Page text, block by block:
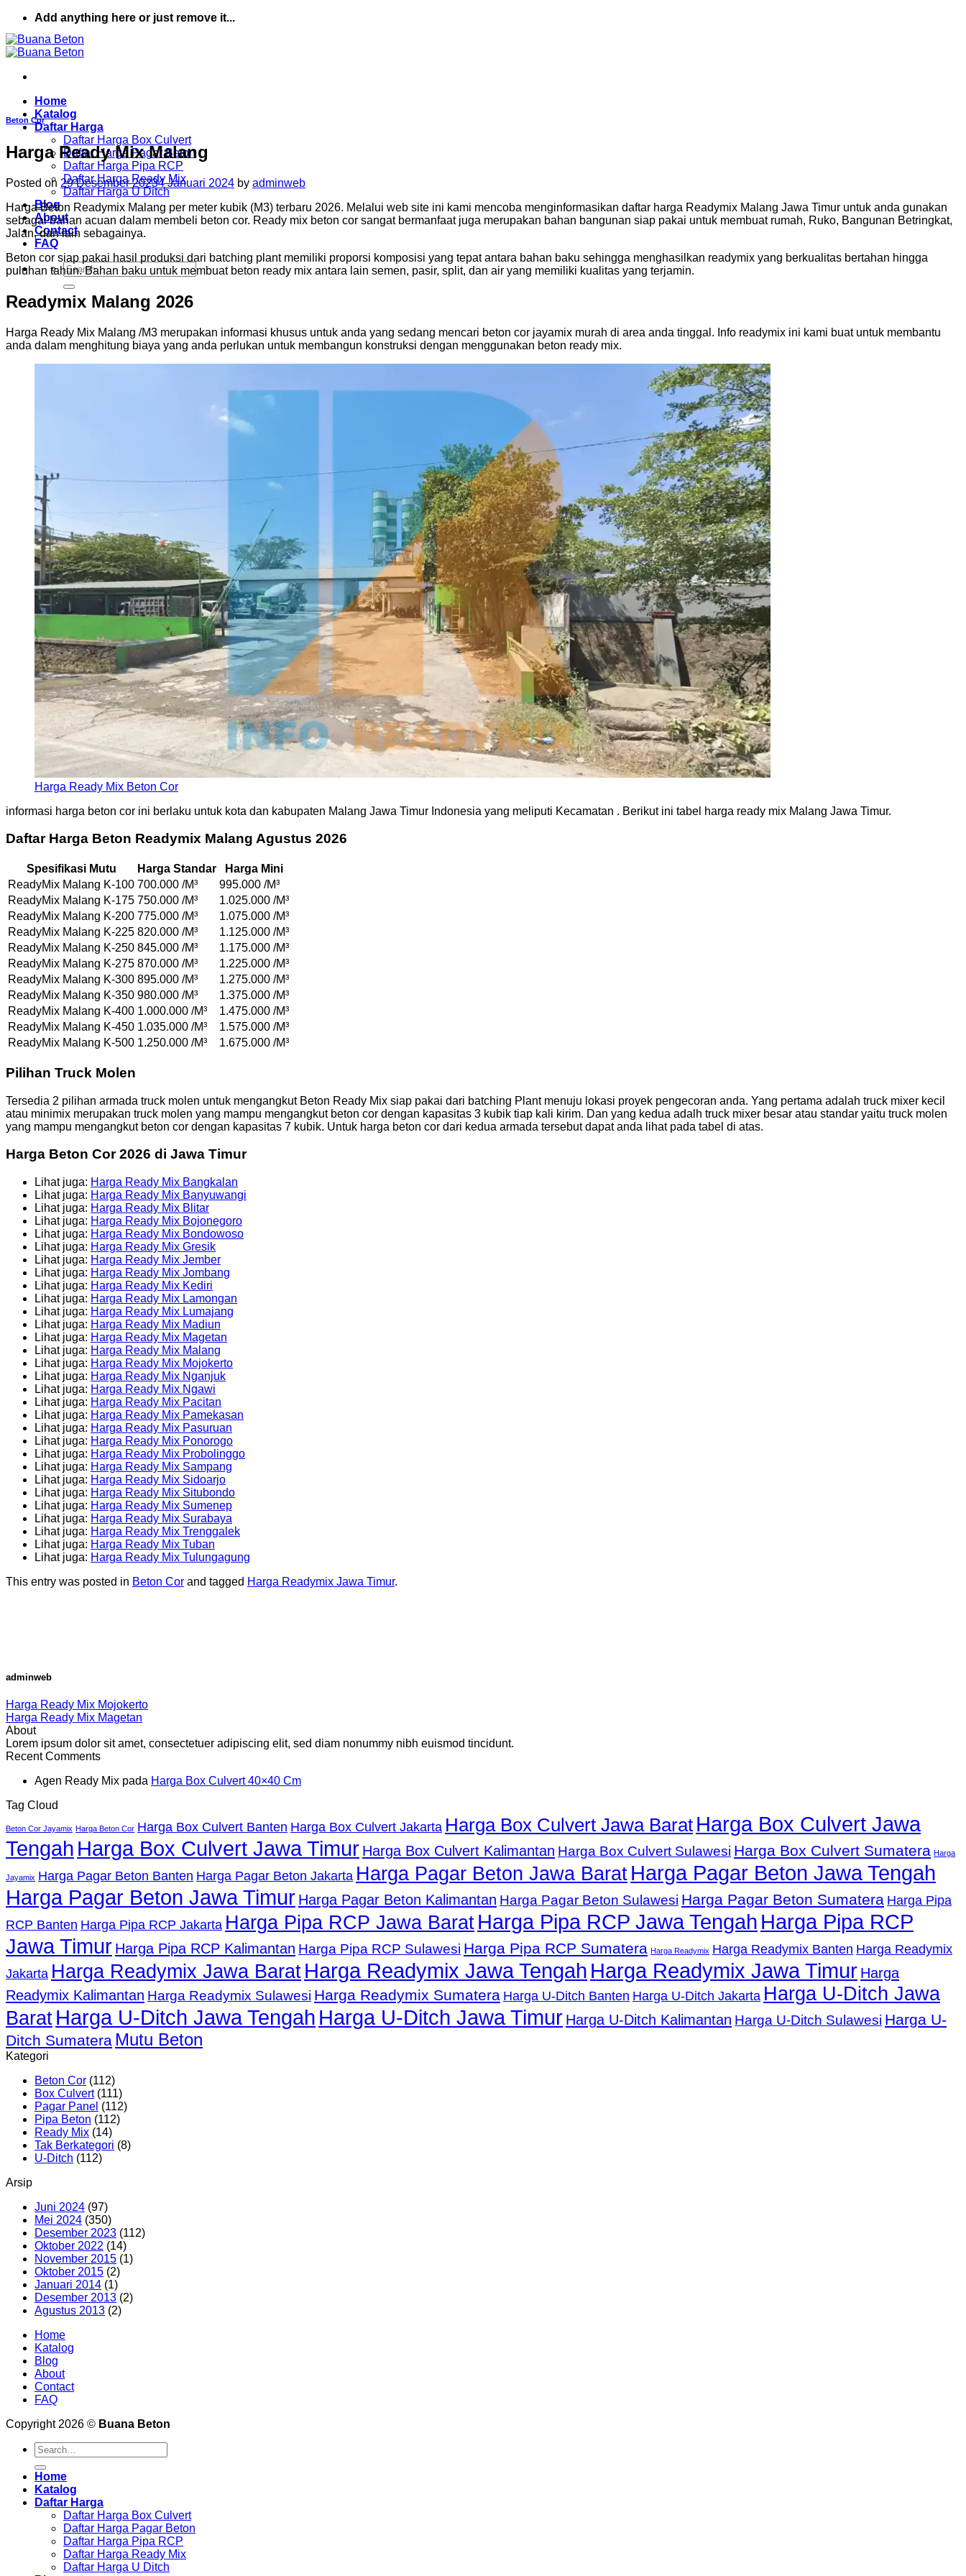
Skip
content
Add anything here or just remove it...
Home
Katalog
Daftar Harga
Daftar Harga Box Culvert
Daftar Harga Pagar Beton
Daftar Harga Pipa RCP
Daftar Harga Ready Mix
Daftar Harga U Ditch
Blog
About
Contact
FAQ
Search
for:
Beton Cor
Harga Ready Mix Malang
Posted on 29 Desember 20234 Januari 2024 by adminweb
Harga Beton Readymix Malang per meter kubik (M3) terbaru 2026. Melalui web site ini kami mencoba menginformasikan daftar harga Readymix Malang Jawa Timur untuk anda gunakan
sebagai bahan acuan dalam membeli beton cor. Ready mix beton cor sangat bermanfaat juga merupakan bahan bangunan siap pakai untuk membuat rumah, Ruko, Bangunan Betringkat,
Jalan, dan lain sebagainya.
Beton cor siap pakai hasil produksi dari batching plant memiliki proporsi komposisi yang tepat antara bahan baku sehingga menghasilkan readymix yang berkualitas bertahan hingga
puluhan tahun. Bahan baku untuk membuat beton ready mix antara lain semen, pasir, split, dan air yang memiliki kualitas yang terjamin.
Readymix Malang 2026
Harga Ready Mix Malang /M3 merupakan informasi khusus untuk anda yang sedang mencari beton cor jayamix murah di area anda tinggal. Info readymix ini kami buat untuk membantu
anda dalam menghitung biaya yang anda perlukan untuk membangun konstruksi dengan menggunakan beton ready mix.
Harga Ready Mix Beton Cor
informasi harga beton cor ini berlaku untuk kota dan kabupaten Malang Jawa Timur Indonesia yang meliputi Kecamatan . Berikut ini tabel harga ready mix Malang Jawa Timur.
Daftar Harga Beton Readymix Malang Agustus 2026
Spesifikasi Mutu Harga Standar
Harga Mini
ReadyMix Malang K-100 700.000 /M³
995.000 /M³
ReadyMix Malang K-175 750.000 /M³
1.025.000 /M³
ReadyMix Malang K-200 775.000 /M³
1.075.000 /M³
ReadyMix Malang K-225 820.000 /M³
1.125.000 /M³
ReadyMix Malang K-250 845.000 /M³
1.175.000 /M³
ReadyMix Malang K-275 870.000 /M³
1.225.000 /M³
ReadyMix Malang K-300 895.000 /M³
1.275.000 /M³
ReadyMix Malang K-350 980.000 /M³
1.375.000 /M³
ReadyMix Malang K-400 1.000.000 /M³
1.475.000 /M³
ReadyMix Malang K-450 1.035.000 /M³
1.575.000 /M³
ReadyMix Malang K-500 1.250.000 /M³ 1.675.000 /M³
Pilihan Truck Molen
Tersedia 2 pilihan armada truck molen untuk mengangkut Beton Ready Mix siap pakai dari batching Plant menuju lokasi proyek pengecoran anda. Yang pertama adalah truck mixer kecil
atau minimix merupakan truck molen yang mampu mengangkut beton cor dengan kapasitas 3 kubik tiap kali kirim. Dan yang kedua adalh truck mixer besar atau standar yaitu truck molen
yang mampu mengangkut beton cor dengan kapasitas 7 kubik. Untuk harga beton cor dari kedua armada tersebut dapat anda lihat pada tabel di atas.
Harga Beton Cor 2026 di Jawa Timur
Lihat juga: Harga Ready Mix Bangkalan
Lihat juga: Harga Ready Mix Banyuwangi
Lihat juga: Harga Ready Mix Blitar
Lihat juga: Harga Ready Mix Bojonegoro
Lihat juga: Harga Ready Mix Bondowoso
Lihat juga: Harga Ready Mix Gresik
Lihat juga: Harga Ready Mix Jember
Lihat juga: Harga Ready Mix Jombang
Lihat juga: Harga Ready Mix Kediri
Lihat juga: Harga Ready Mix Lamongan
Lihat juga: Harga Ready Mix Lumajang
Lihat juga: Harga Ready Mix Madiun
Lihat juga: Harga Ready Mix Magetan
Lihat juga: Harga Ready Mix Malang
Lihat juga: Harga Ready Mix Mojokerto
Lihat juga: Harga Ready Mix Nganjuk
Lihat juga: Harga Ready Mix Ngawi
Lihat juga: Harga Ready Mix Pacitan
Lihat juga: Harga Ready Mix Pamekasan
Lihat juga: Harga Ready Mix Pasuruan
Lihat juga: Harga Ready Mix Ponorogo
Lihat juga: Harga Ready Mix Probolinggo
Lihat juga: Harga Ready Mix Sampang
Lihat juga: Harga Ready Mix Sidoarjo
Lihat juga: Harga Ready Mix Situbondo
Lihat juga: Harga Ready Mix Sumenep
Lihat juga: Harga Ready Mix Surabaya
Lihat juga: Harga Ready Mix Trenggalek
Lihat juga: Harga Ready Mix Tuban
Lihat juga: Harga Ready Mix Tulungagung
This entry was posted in Beton Cor and tagged Harga Readymix Jawa Timur.
adminweb
Harga Ready Mix Mojokerto
Harga Ready Mix Magetan
About
Lorem ipsum dolor sit amet, consectetuer adipiscing elit, sed diam nonummy nibh euismod tincidunt.
Recent Comments
Agen Ready Mix pada Harga Box Culvert 40×40 Cm
Tag Cloud
Beton Cor Jayamix Harga Beton Cor Harga Box Culvert Banten Harga Box Culvert Jakarta Harga Box Culvert Jawa Barat Harga Box Culvert Jawa
Tengah Harga Box Culvert Jawa Timur Harga Box Culvert Kalimantan Harga Box Culvert Sulawesi Harga Box Culvert Sumatera Harga
Jayamix Harga Pagar Beton Banten Harga Pagar Beton Jakarta Harga Pagar Beton Jawa Barat Harga Pagar Beton Jawa Tengah
Harga Pagar Beton Jawa Timur Harga Pagar Beton Kalimantan Harga Pagar Beton Sulawesi Harga Pagar Beton Sumatera Harga Pipa
RCP Banten Harga Pipa RCP Jakarta Harga Pipa RCP Jawa Barat Harga Pipa RCP Jawa Tengah Harga Pipa RCP
Jawa Timur Harga Pipa RCP Kalimantan Harga Pipa RCP Sulawesi Harga Pipa RCP Sumatera Harga Readymix Harga Readymix Banten Harga Readymix
Jakarta Harga Readymix Jawa Barat Harga Readymix Jawa Tengah Harga Readymix Jawa Timur Harga
Readymix Kalimantan Harga Readymix Sulawesi Harga Readymix Sumatera Harga U-Ditch Banten Harga U-Ditch Jakarta Harga U-Ditch Jawa
Barat Harga U-Ditch Jawa Tengah Harga U-Ditch Jawa Timur Harga U-Ditch Kalimantan Harga U-Ditch Sulawesi Harga U-
Ditch Sumatera Mutu Beton
Kategori
Beton Cor (112)
Box Culvert(111)
Pagar Panel (112)
Pipa Beton (112)
Ready Mix (14)
Tak Berkategori (8)
U-Ditch (112)
Arsip
Juni 2024 (97)
Mei 2024 (350)
Desember 2023 (112)
Oktober 2022 (14)
November 2015 (1)
Oktober 2015 (2)
Januari 2014 (1)
Desember 2013 (2)
Agustus 2013 (2)
Home
Katalog
Blog
About
Contact
FAQ
Copyright 2026 © Buana Beton
Search
for:
Home
Katalog
Daftar Harga
Daftar Harga Box Culvert
Daftar Harga Pagar Beton
Daftar Harga Pipa RCP
Daftar Harga Ready Mix
Daftar Harga U Ditch